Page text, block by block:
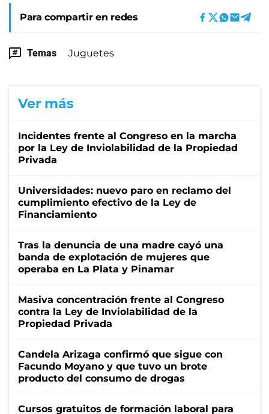
Para compartir en redes
Temas Juguetes
Ver más
Incidentes frente al Congreso en la marcha
por la Ley de Inviolabilidad de la Propiedad
Privada
Universidades: nuevo paro en reclamo del
cumplimiento efectivo de la Ley de
Financiamiento
Tras la denuncia de una madre cayó una
banda de explotación de mujeres que
operaba en La Plata y Pinamar
Masiva concentración frente al Congreso
contra la Ley de Inviolabilidad de la
Propiedad Privada
Candela Arizaga confirmó que sigue con
Facundo Moyano y que tuvo un brote
producto del consumo de drogas
Cursos gratuitos de formación laboral para